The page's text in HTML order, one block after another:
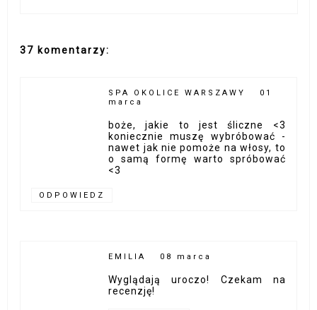
37 komentarzy:
SPA OKOLICE WARSZAWY
01
marca
boże, jakie to jest śliczne <3
koniecznie muszę wybróbować -
nawet jak nie pomoże na włosy, to
o samą formę warto spróbować
<3
ODPOWIEDZ
EMILIA 08 marca
Wyglądają uroczo! Czekam na
recenzję!